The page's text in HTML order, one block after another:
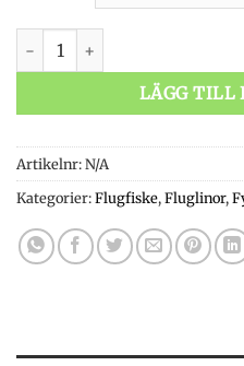
Monic Precision Dry mängd
LÄGG TILL
Artikelnr:N/A
Kategorier:Flugfiske,Fluglinor,